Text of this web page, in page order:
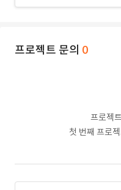
프로젝트 문의 0
프로젝
첫 번째 프로